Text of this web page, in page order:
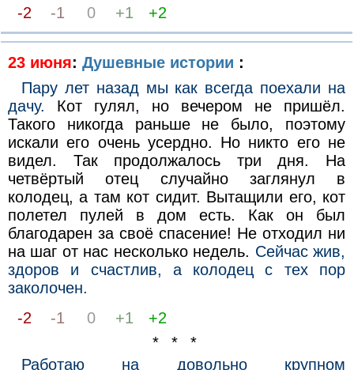
-2
-1 0 +1 +2
23 июня: Душевные истории :
Пару лет назад мы как всегда поехали на
дачу. Кот гулял, но вечером не пришёл.
Такого никогда раньше не было, поэтому
искали его очень усердно. Но никто его не
видел. Так продолжалось три дня. На
четвёртый отец случайно заглянул в
колодец, а там кот сидит. Вытащили его, кот
полетел пулей в дом есть. Как он был
благодарен за своё спасение! Не отходил ни
на шаг от нас несколько недель. Сейчас жив,
здоров и счастлив, а колодец с тех пор
заколочен.
-2
-1 0 +1
+2
* * *
Работаю на довольно крупном